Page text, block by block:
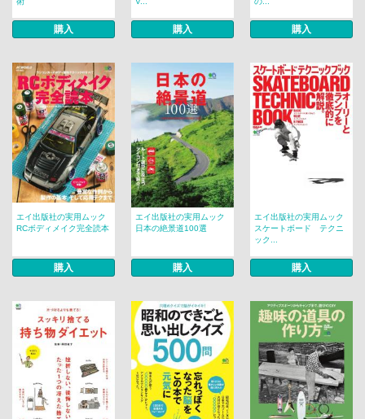
購入 購入 購入
エイ出版社の実用ムック
RCボディメイク完全読本
購入
エイ出版社の実用ムック
日本の絶景道100選
購入
エイ出版社の実用ムック
スケートボード テクニ
ック...
購入